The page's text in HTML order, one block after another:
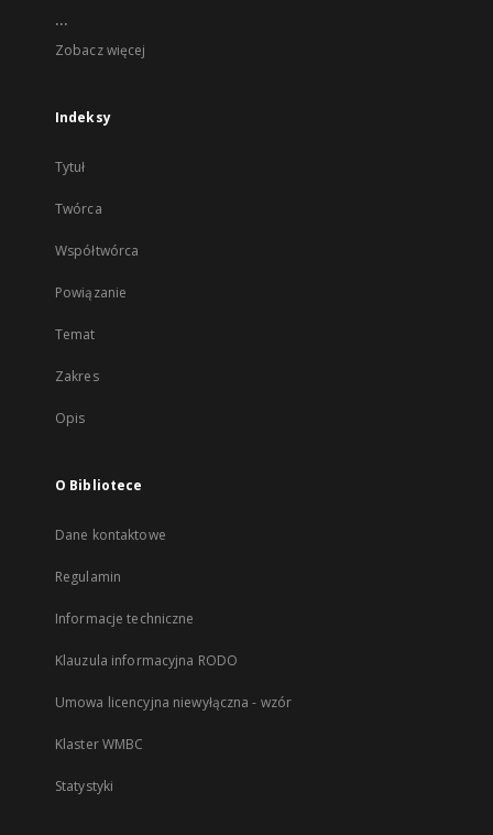
...
Zobacz więcej
Indeksy
Tytuł
Twórca
Współtwórca
Powiązanie
Temat
Zakres
Opis
O Bibliotece
Dane kontaktowe
Regulamin
Informacje techniczne
Klauzula informacyjna RODO
Umowa licencyjna niewyłączna - wzór
Klaster WMBC
Statystyki